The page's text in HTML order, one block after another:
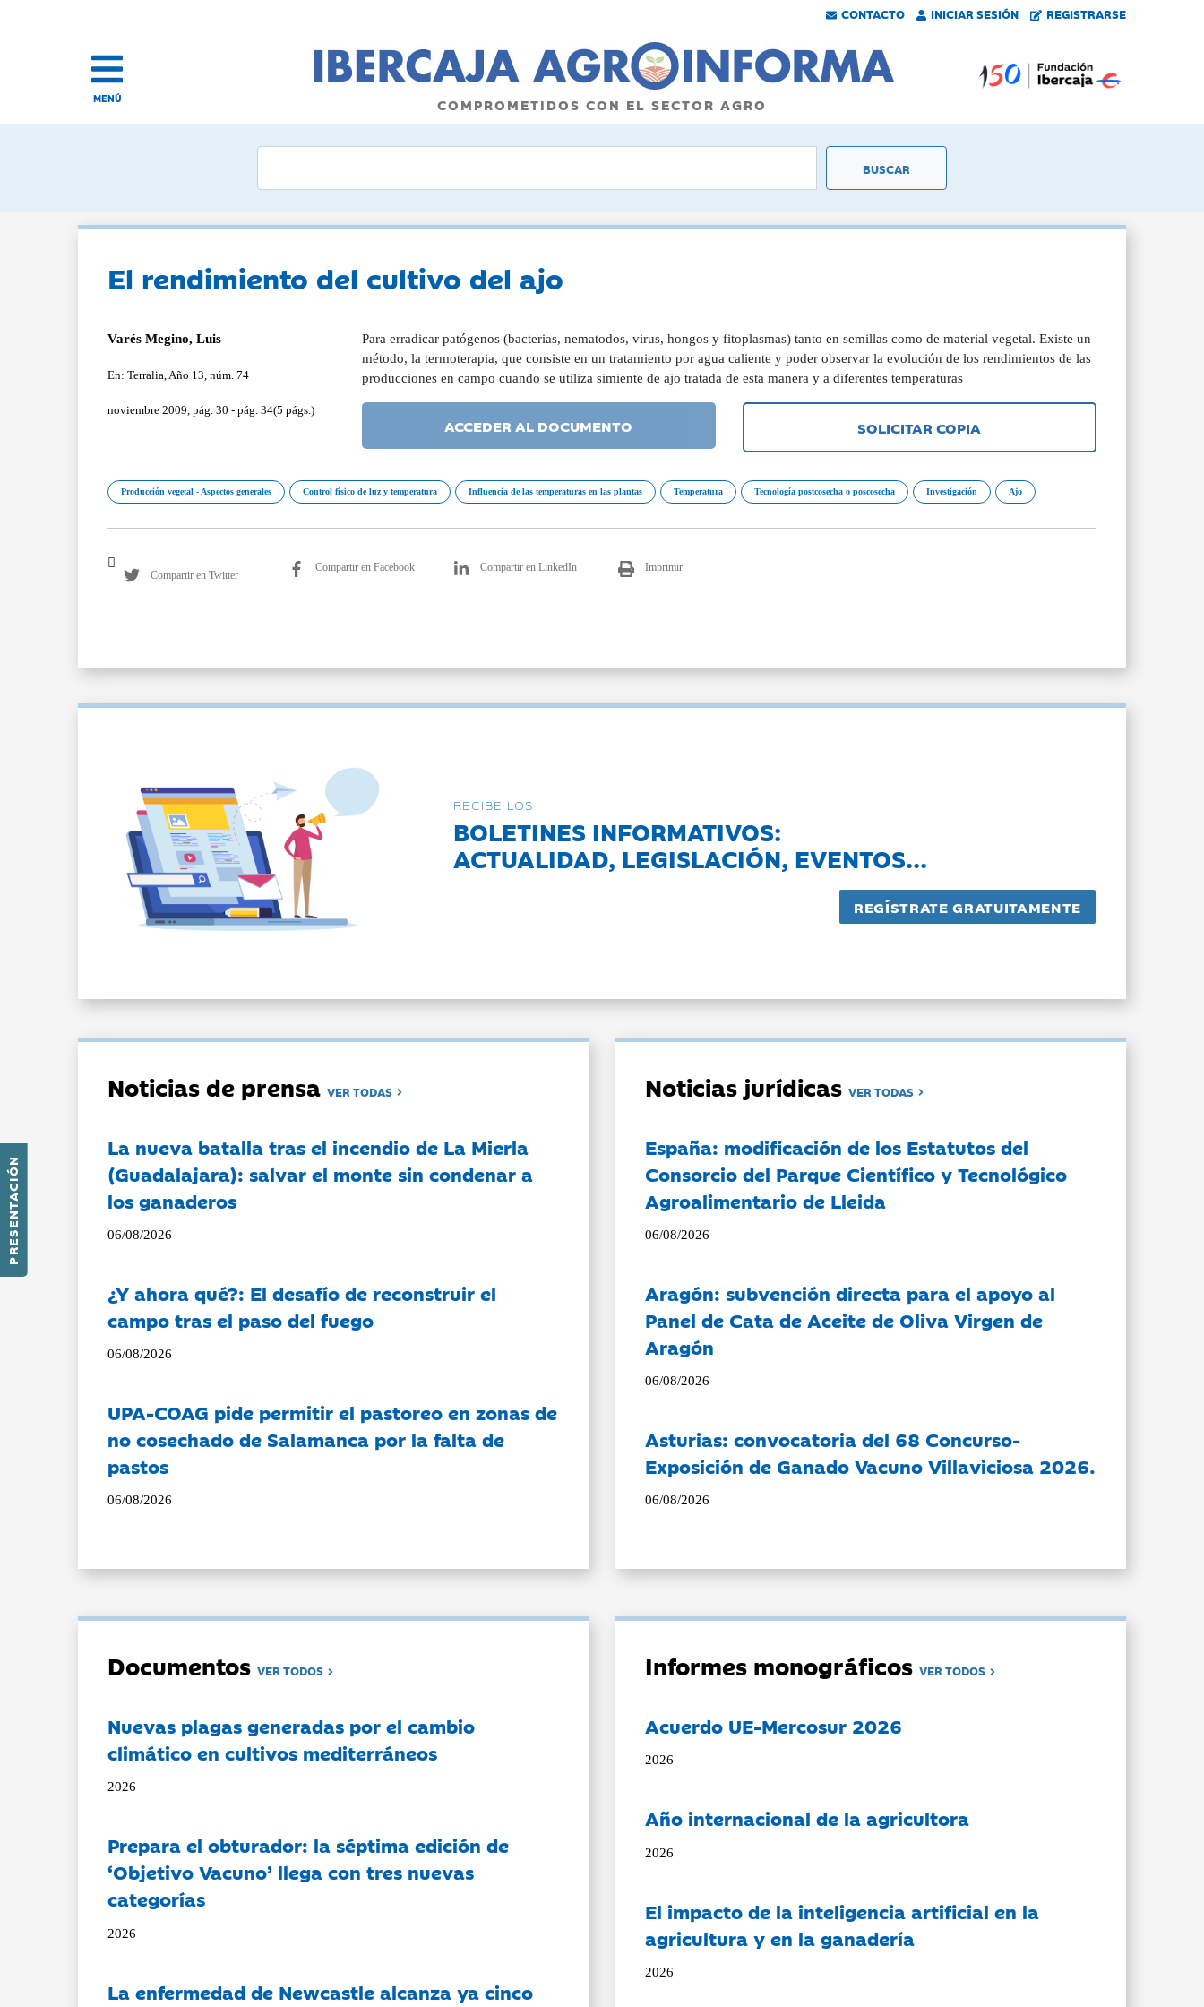
CONTACTO INICIAR SESIÓN REGISTRARSE
PRESENTACIÓN
MENÚ COMPROMETIDOS CON EL SECTOR AGRO
El rendimiento del cultivo del ajo
Varés Megino, Luis
En: Terralia, Año 13, núm. 74
noviembre 2009, pág. 30 - pág. 34(5 págs.)
Para erradicar patógenos (bacterias, nematodos, virus, hongos y fitoplasmas) tanto en semillas como de material vegetal. Existe un
método, la termoterapia, que consiste en un tratamiento por agua caliente y poder observar la evolución de los rendimientos de las
producciones en campo cuando se utiliza simiente de ajo tratada de esta manera y a diferentes temperaturas
ACCEDER AL DOCUMENTO SOLICITAR COPIA
Producción vegetal - Aspectos generales Control físico de luz y temperatura Influencia de las temperaturas en las plantas Temperatura Tecnología postcosecha o poscosecha Investigación Ajo
Compartir en Twitter
Compartir en Facebook Compartir en LinkedIn Imprimir
RECIBE LOS
BOLETINES INFORMATIVOS:
ACTUALIDAD, LEGISLACIÓN, EVENTOS...
Noticias de prensaVER TODAS
La nueva batalla tras el incendio de La Mierla
(Guadalajara): salvar el monte sin condenar a
los ganaderos
06/08/2026
¿Y ahora qué?: El desafío de reconstruir el
campo tras el paso del fuego
06/08/2026
UPA-COAG pide permitir el pastoreo en zonas de
no cosechado de Salamanca por la falta de
pastos
06/08/2026
Noticias jurídicasVER TODAS
España: modificación de los Estatutos del
Consorcio del Parque Científico y Tecnológico
Agroalimentario de Lleida
06/08/2026
Aragón: subvención directa para el apoyo al
Panel de Cata de Aceite de Oliva Virgen de
Aragón
06/08/2026
Asturias: convocatoria del 68 Concurso-
Exposición de Ganado Vacuno Villaviciosa 2026.
06/08/2026
DocumentosVER TODOS
Nuevas plagas generadas por el cambio
climático en cultivos mediterráneos
2026
Prepara el obturador: la séptima edición de
‘Objetivo Vacuno’ llega con tres nuevas
categorías
2026
La enfermedad de Newcastle alcanza ya cinco
Informes monográficosVER TODOS
Acuerdo UE-Mercosur 2026
2026
Año internacional de la agricultora
2026
El impacto de la inteligencia artificial en la
agricultura y en la ganadería
2026